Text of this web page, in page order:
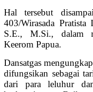
Hal tersebut
403/Wirasada
S.E., M.Si., dalam
Keerom Papua.
Dansatgas
difungsikan sebagai
dari para leluhur